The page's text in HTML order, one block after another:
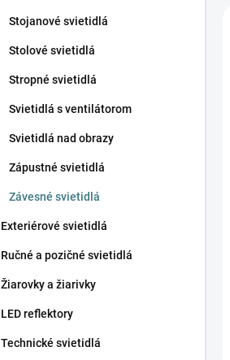
Stojanové svietidlá
Stolové svietidlá
Stropné svietidlá
Svietidlá s ventilátorom
Svietidlá nad obrazy
Zápustné svietidlá
Závesné svietidlá
Exteriérové svietidlá
Ručné a pozičné svietidlá
Žiarovky a žiarivky
LED reflektory
Technické svietidlá